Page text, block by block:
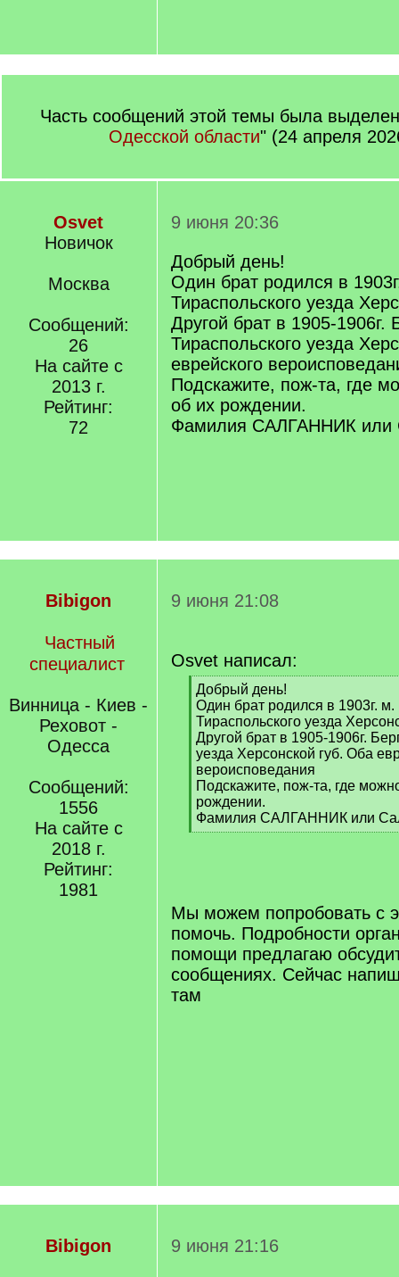
Часть сообщений этой темы была
Одесской области" (24 апреля
Osvet
Новичок
Москва
Сообщений:
26
На сайте с
2013 г.
Рейтинг:
72
9 июня 20:36
Добрый день!
Один брат родился в
Тираспольского уезда
Другой брат в 1905-1906г.
Тираспольского уезда
еврейского
Подскажите, пож-та, где
об их рождении.
Фамилия САЛГАННИК или
Bibigon
Частный
специалист
Винница - Киев -
Реховот -
Одесса
Сообщений:
1556
На сайте с
2018 г.
Рейтинг:
1981
9 июня 21:08
Osvet написал:
[
q
]
Добрый день!
Один брат родился в 1903г.
Тираспольского уезда
Другой брат в 1905-1906г.
уезда Херсонской губ. Оба
вероисповедания
Подскажите, пож-та, где
рождении.
Фамилия САЛГАННИК или
[
Мы можем попробовать с
помочь. Подробности
помощи предлагаю
сообщениях. Сейчас
там
Bibigon 9 июня 21:16